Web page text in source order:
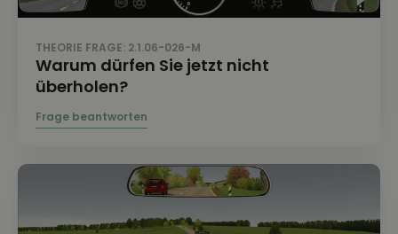
THEORIE FRAGE: 2.1.06-026-M
Warum dürfen Sie jetzt nicht
überholen?